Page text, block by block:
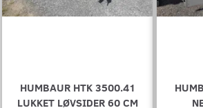
HUMBAUR HTK 3500.41
LUKKET LØVSIDER 60 CM